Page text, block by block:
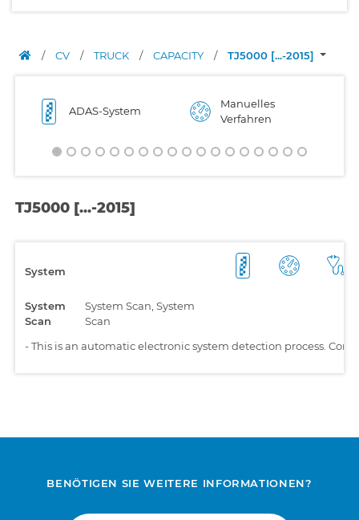
/ CV / TRUCK / CAPACITY / TJ5000 [...-2015]
ADAS-System
Manuelles
Verfahren
TJ5000 [...-2015]
System
System
Scan
System Scan, System
Scan
-This is an automatic electronic system detection process.
BENÖTIGEN SIE WEITERE INFORMATIONEN?